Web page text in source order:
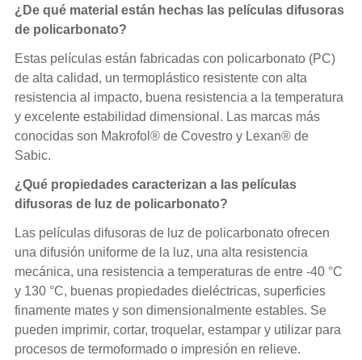
¿De qué material están hechas las películas difusoras
de policarbonato?
Estas películas están fabricadas con policarbonato (PC)
de alta calidad, un termoplástico resistente con alta
resistencia al impacto, buena resistencia a la temperatura
y excelente estabilidad dimensional. Las marcas más
conocidas son Makrofol® de Covestro y Lexan® de
Sabic.
¿Qué propiedades caracterizan a las películas
difusoras de luz de policarbonato?
Las películas difusoras de luz de policarbonato ofrecen
una difusión uniforme de la luz, una alta resistencia
mecánica, una resistencia a temperaturas de entre -40 °C
y 130 °C, buenas propiedades dieléctricas, superficies
finamente mates y son dimensionalmente estables. Se
pueden imprimir, cortar, troquelar, estampar y utilizar para
procesos de termoformado o impresión en relieve.